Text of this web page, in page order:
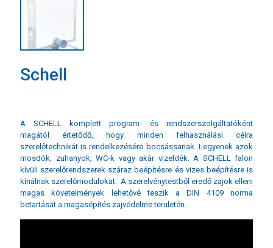
Schell
A SCHELL komplett program- és rendszerszolgáltatóként
magától értetődő, hogy minden felhasználási célra
szerelőtechnikát is rendelkezésére bocsássanak. Legyenek azok
mosdók, zuhanyok, WC-k vagy akár vizeldék. A SCHELL falon
kívüli szerelőrendszerek száraz beépítésre és vizes beépítésre is
kínálnak szerelőmodulokat. A szerelvénytestből eredő zajok elleni
magas követelmények lehetővé teszik a DIN 4109 norma
betartását a magasépítés zajvédelme területén.